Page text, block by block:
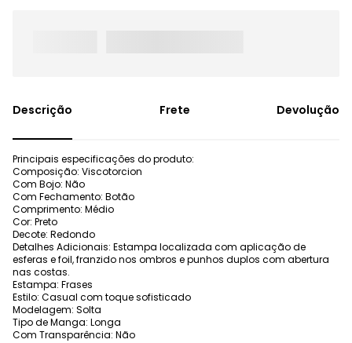
Frete Devolução
Principais especificações do produto:
Composição: Viscotorcion
Com Bojo: Não
Com Fechamento: Botão
Comprimento: Médio
Cor: Preto
Decote: Redondo
Detalhes Adicionais: Estampa localizada com aplicação de
esferas e foil, franzido nos ombros e punhos duplos com abertura
nas costas.
Estampa: Frases
Estilo: Casual com toque sofisticado
Modelagem: Solta
Tipo de Manga: Longa
Com Transparência: Não